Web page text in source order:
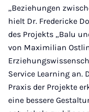
„Beziehungen
hielt Dr. Fredericke
des Projekts „Balu
von Maximilian
Service Learning an.
Praxis der Projekte
eine bessere